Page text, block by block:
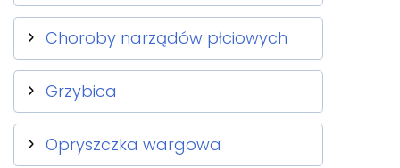
Choroby narządów płciowych
Grzybica
Opryszczka wargowa